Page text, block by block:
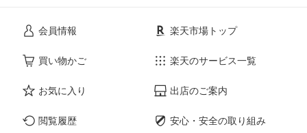
会員情報
買い物かご
お気に入り
閲覧履歴
楽天市場トップ
楽天のサービス一覧
出店のご案内
安心・安全の取り組み